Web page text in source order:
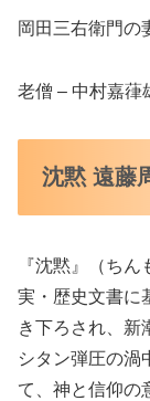
岡田三右衛門の
老僧 – 中村嘉葎
沈黙 遠藤
『沈黙』（ち
実・歴史文書に
き下ろされ、新
シタン弾圧の渦
て、神と信仰の